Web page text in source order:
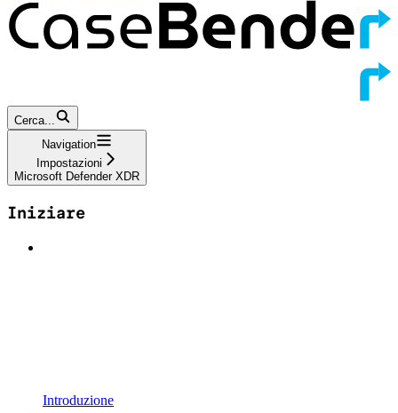
Cerca...
Navigation
Impostazioni
Microsoft Defender XDR
Iniziare
Introduzione